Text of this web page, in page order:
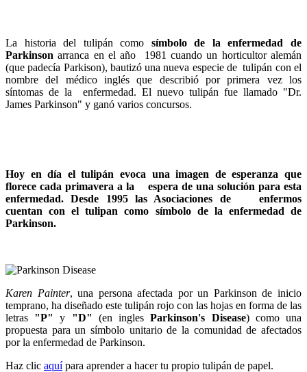
La historia del tulipán como símbolo de la enfermedad de
Parkinson arranca en el año 1981 cuando un horticultor alemán
(que padecía Parkison), bautizó una nueva especie de tulipán con el
nombre del médico inglés que describió por primera vez los
síntomas de la enfermedad. El nuevo tulipán fue llamado "Dr.
James Parkinson" y ganó varios concursos.
Hoy en día el tulipán evoca una imagen de esperanza que
florece cada primavera a la espera de una solución para esta
enfermedad. Desde 1995 las Asociaciones de enfermos
cuentan con el tulipan como símbolo de la enfermedad de
Parkinson.
Karen Painter, una persona afectada por un Parkinson de inicio
temprano, ha diseñado este tulipán rojo con las hojas en forma de las
letras "P" y "D" (en inglesParkinson's Disease) como una
propuesta para un símbolo unitario de la comunidad de afectados
por la enfermedad de Parkinson.
Haz clic aquípara aprender a hacer tu propio tulipán de papel.